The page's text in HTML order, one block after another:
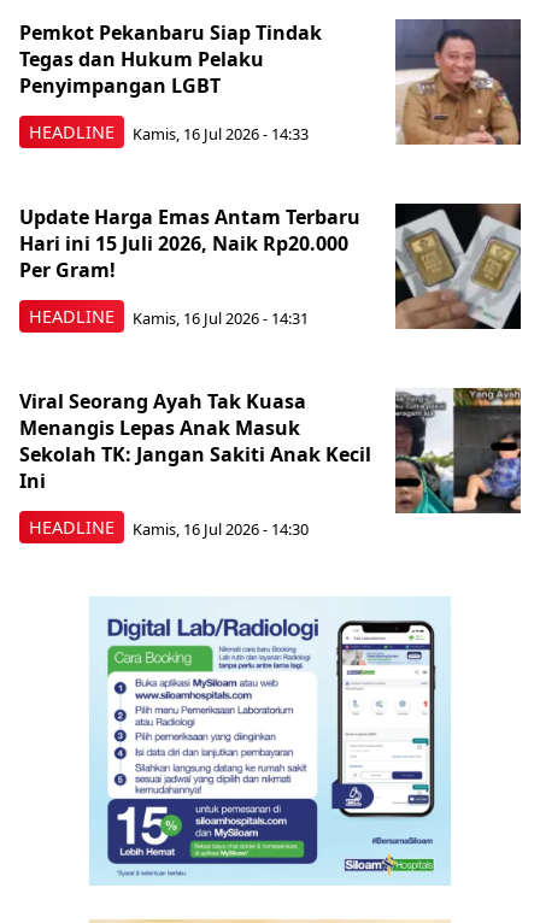
HEADLINE
Pemkot Pekanbaru Siap Tindak
Tegas dan Hukum Pelaku
Penyimpangan LGBT
Kamis, 16 Jul 2026 - 14:33
HEADLINE
Update Harga Emas Antam Terbaru
Hari ini 15 Juli 2026, Naik Rp20.000
Per Gram!
Kamis, 16 Jul 2026 - 14:31
HEADLINE
Viral Seorang Ayah Tak Kuasa
Menangis Lepas Anak Masuk
Sekolah TK: Jangan Sakiti Anak Kecil
Ini
Kamis, 16 Jul 2026 - 14:30